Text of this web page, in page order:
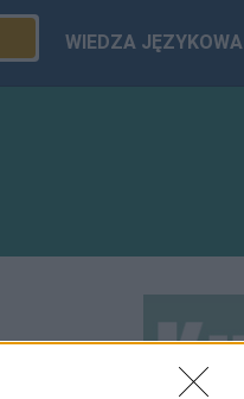
WIEDZA JĘZYKOWA